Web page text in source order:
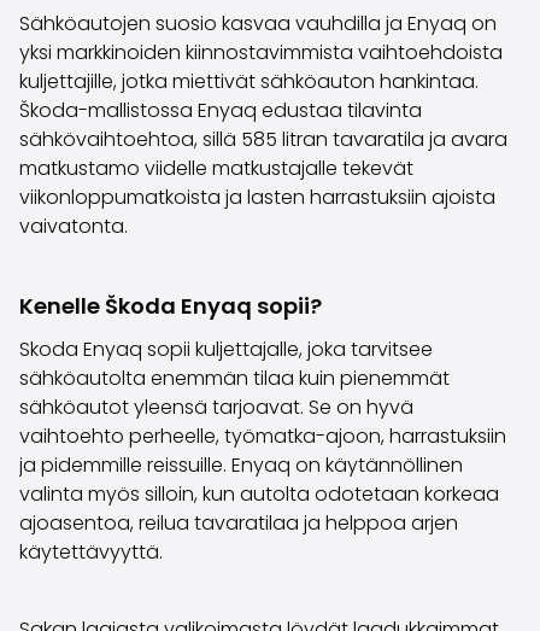
Myy autosi
Myy yrityksen auto
Artikkeleita auton myyntiin liittyen
Muista nämä kun myyt auton!
Miten säilytän autoni arvon?
Tuotteet ja palvelut
Autoilun lisäpalvelut
SakaVarma
Kotiintoimitus
Varusteet autoosi
Vetokoukut
Renkaat autoon
Auton ostaminen etänä
Saka Select
Uutiset ja kampanjat
Toimipisteet
Yritys
Hallinto
Sähköautojen suosio kasvaa vauhdilla ja Enyaq on
yksi markkinoiden kiinnostavimmista vaihtoehdoista
kuljettajille, jotka miettivät sähköauton hankintaa.
Škoda-mallistossa Enyaq edustaa tilavinta
sähkövaihtoehtoa, sillä 585 litran tavaratila ja avara
matkustamo viidelle matkustajalle tekevät
viikonloppumatkoista ja lasten harrastuksiin ajoista
vaivatonta.
Kenelle Škoda Enyaq sopii?
Skoda Enyaq sopii kuljettajalle, joka tarvitsee
sähköautolta enemmän tilaa kuin pienemmät
sähköautot yleensä tarjoavat. Se on hyvä
vaihtoehto perheelle, työmatka-ajoon, harrastuksiin
ja pidemmille reissuille. Enyaq on käytännöllinen
valinta myös silloin, kun autolta odotetaan korkeaa
ajoasentoa, reilua tavaratilaa ja helppoa arjen
käytettävyyttä.